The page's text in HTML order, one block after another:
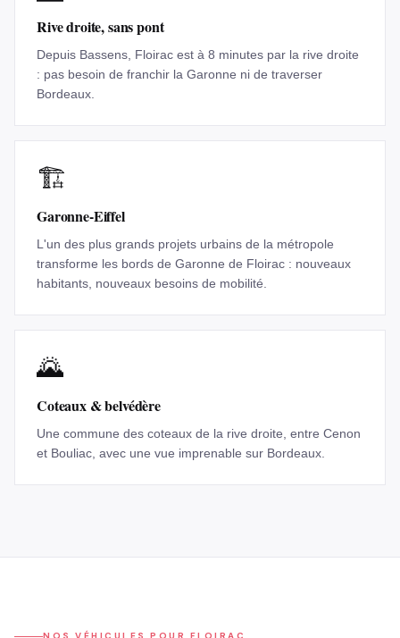
Rive droite, sans pont
Depuis Bassens, Floirac est à 8 minutes par la rive droite
: pas besoin de franchir la Garonne ni de traverser
Bordeaux.
🏗️
Garonne-Eiffel
L'un des plus grands projets urbains de la métropole
transforme les bords de Garonne de Floirac : nouveaux
habitants, nouveaux besoins de mobilité.
🌄
Coteaux & belvédère
Une commune des coteaux de la rive droite, entre Cenon
et Bouliac, avec une vue imprenable sur Bordeaux.